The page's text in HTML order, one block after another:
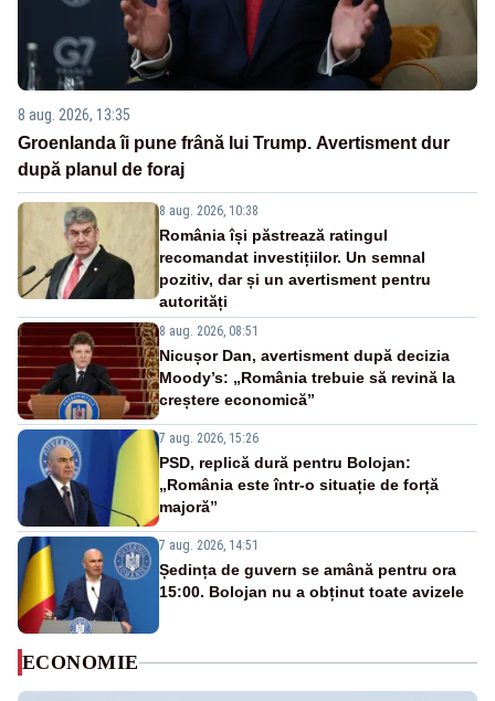
8 aug. 2026, 13:35
Groenlanda îi pune frână lui Trump. Avertisment dur
după planul de foraj
8 aug. 2026, 10:38
România își păstrează ratingul
recomandat investițiilor. Un semnal
pozitiv, dar și un avertisment pentru
autorități
8 aug. 2026, 08:51
Nicușor Dan, avertisment după decizia
Moody’s: „România trebuie să revină la
creștere economică”
7 aug. 2026, 15:26
PSD, replică dură pentru Bolojan:
„România este într-o situație de forță
majoră”
7 aug. 2026, 14:51
Ședința de guvern se amână pentru ora
15:00. Bolojan nu a obținut toate avizele
ECONOMIE